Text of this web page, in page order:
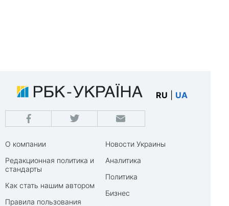
RU UA
О компании
Редакционная политика и
стандарты
Как стать нашим автором
Правила пользования
Новости Украины
Аналитика
Политика
Бизнес